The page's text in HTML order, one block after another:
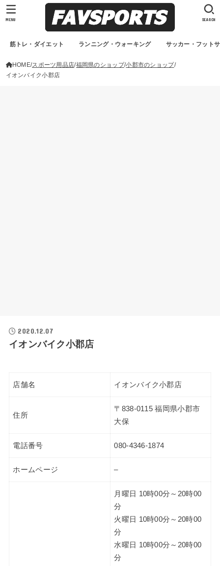
筋トレ・ダイエット ランニング・ウォーキング サッカー・フット
SEARCH
MENU
HOME スポーツ用品店 福岡県のショップ 小郡市のショップ
イオンバイク小郡店
2020.12.07
イオンバイク小郡店
店舗名 イオンバイク小郡店
住所
〒838-0115 福岡県小郡市
大保
電話番号 080-4346-1874
ホームページ –
月曜日 10時00分～20時00
分
火曜日 10時00分～20時00
分
水曜日 10時00分～20時00
分